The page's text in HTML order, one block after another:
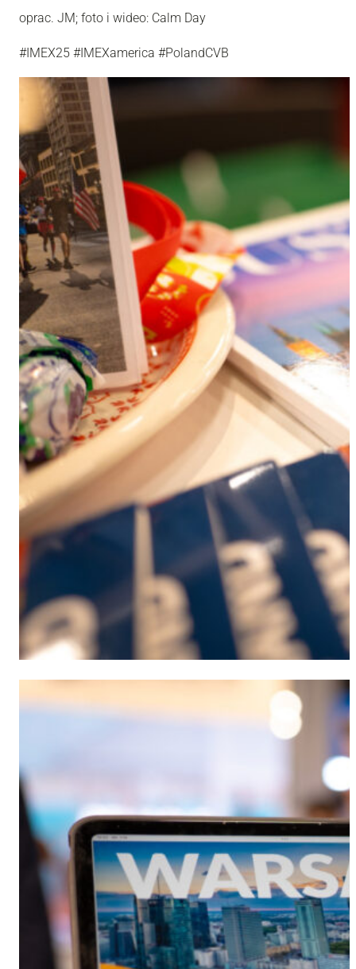
oprac. JM; foto i wideo: Calm Day
#IMEX25 #IMEXamerica #PolandCVB